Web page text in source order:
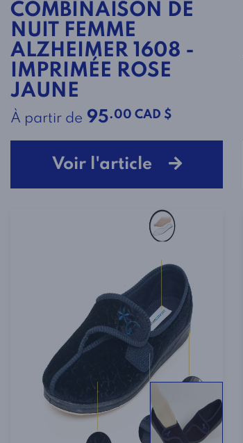
COMBINAISON DE
NUIT FEMME
ALZHEIMER 1608 -
IMPRIMÉE ROSE
JAUNE
À partir de 95.00 CAD $
Voir l'article